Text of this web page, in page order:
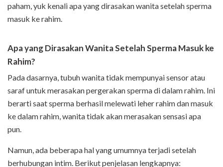
paham, yuk kenali apa yang dirasakan wanita setelah sperma
masuk ke rahim.
Apa yang Dirasakan Wanita Setelah Sperma Masuk ke
Rahim?
Pada dasarnya, tubuh wanita tidak mempunyai sensor atau
saraf untuk merasakan pergerakan sperma di dalam rahim. Ini
berarti saat sperma berhasil melewati leher rahim dan masuk
ke dalam rahim, wanita tidak akan merasakan sensasi apa
pun.
Namun, ada beberapa hal yang umumnya terjadi setelah
berhubungan intim. Berikut penjelasan lengkapnya: